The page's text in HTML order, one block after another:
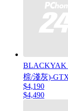
BLACKYAK
棕/淺灰)-
$4,190
$4,490